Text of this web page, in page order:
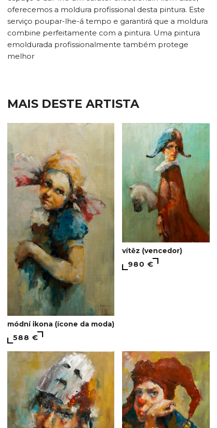
oferecemos a moldura profissional desta pintura. Este
serviço poupar-lhe-á tempo e garantirá que a moldura
combine perfeitamente com a pintura. Uma pintura
emoldurada profissionalmente também protege
melhor
MAIS DESTE ARTISTA
módní ikona (ícone da moda)
588 €
vítěz (vencedor)
980 €